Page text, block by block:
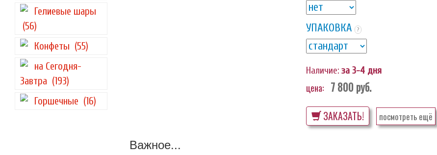
Гелиевые шары
(56)
Конфеты (55)
на Сегодня-
Завтра (193)
Горшечные (16)
УПАКОВКА ?
Наличие: за 3-4 дня
цена: 7 800руб.
ЗАКАЗАТЬ! посмотреть ещё
Важное...